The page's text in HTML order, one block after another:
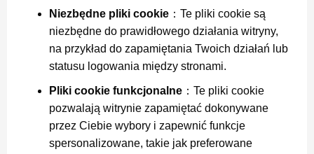
Niezbędne pliki cookie ：Te pliki cookie są
niezbędne do prawidłowego działania witryny,
na przykład do zapamiętania Twoich działań lub
statusu logowania między stronami.
Pliki cookie funkcjonalne ：Te pliki cookie
pozwalają witrynie zapamiętać dokonywane
przez Ciebie wybory i zapewnić funkcje
spersonalizowane, takie jak preferowane